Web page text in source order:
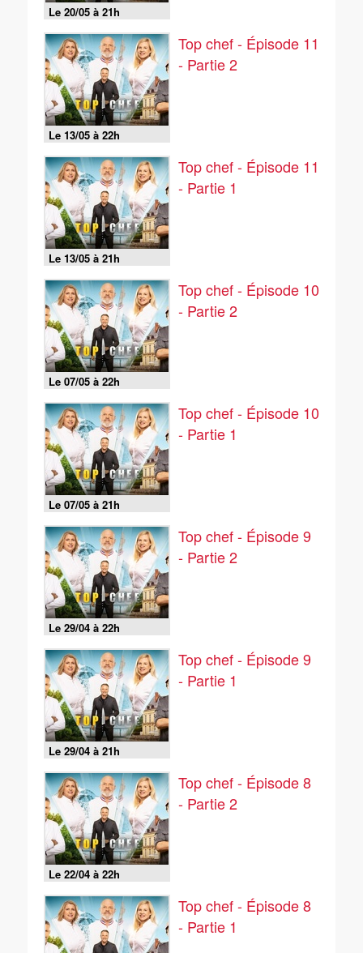
Le 20/05 à 21h
Le 13/05 à 22h
Top chef - Épisode 11
- Partie 2
Le 13/05 à 21h
Top chef - Épisode 11
- Partie 1
Le 07/05 à 22h
Top chef - Épisode 10
- Partie 2
Le 07/05 à 21h
Top chef - Épisode 10
- Partie 1
Le 29/04 à 22h
Top chef - Épisode 9
- Partie 2
Le 29/04 à 21h
Top chef - Épisode 9
- Partie 1
Le 22/04 à 22h
Top chef - Épisode 8
- Partie 2
Top chef - Épisode 8
- Partie 1